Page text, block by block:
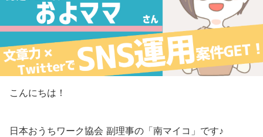
こんにちは！
日本おうちワーク協会 副理事の「南マイコ」です♪